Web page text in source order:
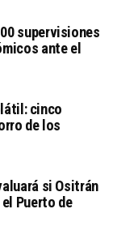
supervisiones
ante el
cinco
de los
si Ositrán
Puerto de